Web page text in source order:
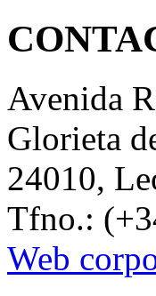
Avenida
Glorieta
24010,
Tfno.:
Web